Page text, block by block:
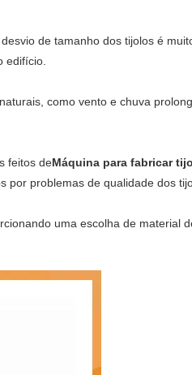
de tamanho dos tijolos é
edifício.
como vento e chuva
feitos deMáquina para fabricar
​​por problemas de qualidade dos
uma escolha de material